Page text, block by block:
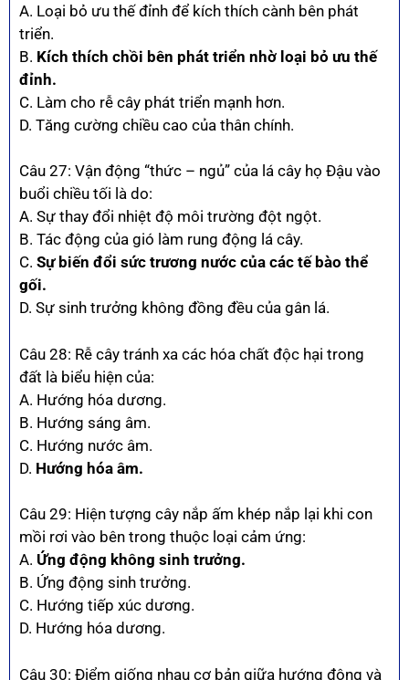
A. Loại bỏ ưu thế đỉnh để kích thích cành bên phát
triển.
B. Kích thích chồi bên phát triển nhờ loại bỏ ưu thế
đỉnh.
C. Làm cho rễ cây phát triển mạnh hơn.
D. Tăng cường chiều cao của thân chính.
Câu 27: Vận động “thức – ngủ” của lá cây họ Đậu vào
buổi chiều tối là do:
A. Sự thay đổi nhiệt độ môi trường đột ngột.
B. Tác động của gió làm rung động lá cây.
C. Sự biến đổi sức trương nước của các tế bào thể
gối.
D. Sự sinh trưởng không đồng đều của gân lá.
Câu 28: Rễ cây tránh xa các hóa chất độc hại trong
đất là biểu hiện của:
A. Hướng hóa dương.
B. Hướng sáng âm.
C. Hướng nước âm.
D. Hướng hóa âm.
Câu 29: Hiện tượng cây nắp ấm khép nắp lại khi con
mồi rơi vào bên trong thuộc loại cảm ứng:
A. Ứng động không sinh trưởng.
B. Ứng động sinh trưởng.
C. Hướng tiếp xúc dương.
D. Hướng hóa dương.
Câu 30: Điểm giống nhau cơ bản giữa hướng động và